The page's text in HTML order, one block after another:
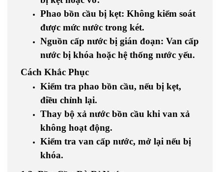
Phao bồn cầu bị kẹt: Không kiểm soát
được mức nước trong két.
Nguồn cấp nước bị gián đoạn: Van cấp
nước bị khóa hoặc hệ thống nước yếu.
Cách Khắc Phục
Kiểm tra phao bồn cầu, nếu bị kẹt,
điều chỉnh lại.
Thay bộ xả nước bồn cầu khi van xả
không hoạt động.
Kiểm tra van cấp nước, mở lại nếu bị
khóa.